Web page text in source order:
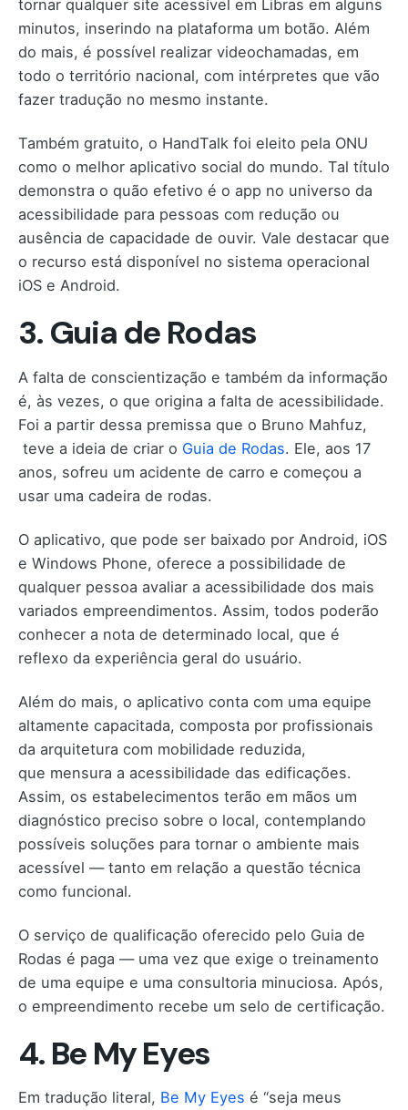
tornar qualquer site acessível em Libras em alguns
minutos, inserindo na plataforma um botão. Além
do mais, é possível realizar videochamadas, em
todo o território nacional, com intérpretes que vão
fazer tradução no mesmo instante.
Também gratuito, o HandTalk foi eleito pela ONU
como o melhor aplicativo social do mundo. Tal título
demonstra o quão efetivo é o app no universo da
acessibilidade para pessoas com redução ou
ausência de capacidade de ouvir. Vale destacar que
o recurso está disponível no sistema operacional
iOS e Android.
3. Guia de Rodas
A falta de conscientização e também da informação
é, às vezes, o que origina a falta de acessibilidade.
Foi a partir dessa premissa que o Bruno Mahfuz,
teve a ideia de criar o Guia de Rodas. Ele, aos 17
anos, sofreu um acidente de carro e começou a
usar uma cadeira de rodas.
O aplicativo, que pode ser baixado por Android, iOS
e Windows Phone, oferece a possibilidade de
qualquer pessoa avaliar a acessibilidade dos mais
variados empreendimentos. Assim, todos poderão
conhecer a nota de determinado local, que é
reflexo da experiência geral do usuário.
Além do mais, o aplicativo conta com uma equipe
altamente capacitada, composta por profissionais
da arquitetura com mobilidade reduzida,
que mensura a acessibilidade das edificações.
Assim, os estabelecimentos terão em mãos um
diagnóstico preciso sobre o local, contemplando
possíveis soluções para tornar o ambiente mais
acessível — tanto em relação a questão técnica
como funcional.
O serviço de qualificação oferecido pelo Guia de
Rodas é paga — uma vez que exige o treinamento
de uma equipe e uma consultoria minuciosa. Após,
o empreendimento recebe um selo de certificação.
4. Be My Eyes
Em tradução literal, Be My Eyes é “seja meus